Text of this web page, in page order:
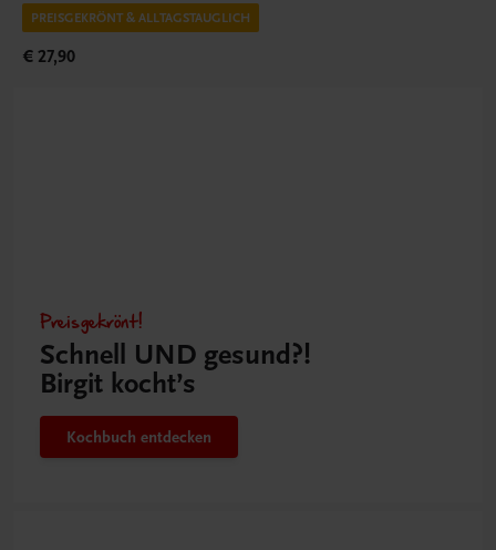
PREISGEKRÖNT & ALLTAGSTAUGLICH
€ 27,90
Preisgekrönt!
Schnell UND gesund?!
Birgit kocht’s
Kochbuch entdecken